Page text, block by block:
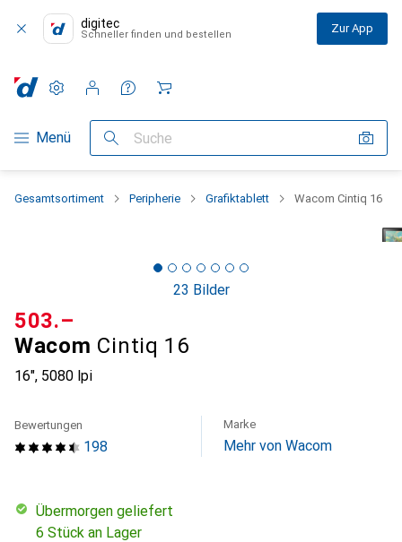
digitec
Schneller finden und bestellen Zur App
Navigation nach Kategorien
Menü Suche
Einstellungen
Kundenkonto
Vergleichslisten
Merklisten
Warenkorb
Gesamtsortiment Peripherie Grafiktablett Wacom Cintiq 16
23 Bilder
Wacom Cintiq 16
16", 5080 lpi
CHF
503.–
198
Bewertungen Marke
Mehr von Wacom
übermorgen geliefert
6 Stück an Lager